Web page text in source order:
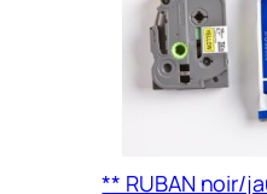
** RUBAN noir/